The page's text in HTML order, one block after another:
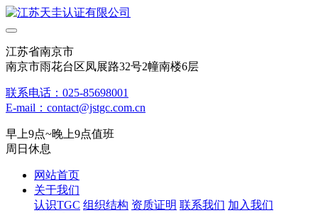
江苏省南京市
南京市雨花台区凤展路32号2幢南楼6层
联系电话：025-85698001
E-mail：contact@jstgc.com.cn
早上9点~晚上9点值班
周日休息
网站首页
关于我们
认识TGC 组织结构 资质证明 联系我们 加入我们